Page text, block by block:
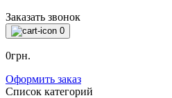
Заказать звонок
0
0грн.
Оформить заказ
Список категорий